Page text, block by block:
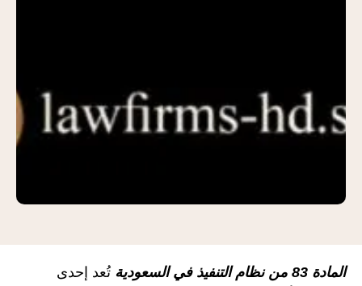
المادة 83 من نظام التنفيذ في السعودية
تُعد إحدى